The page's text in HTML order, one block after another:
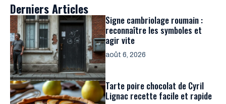
Derniers Articles
Signe cambriolage roumain :
reconnaître les symboles et
agir vite
août 6, 2026
Tarte poire chocolat de Cyril
Lignac recette facile et rapide